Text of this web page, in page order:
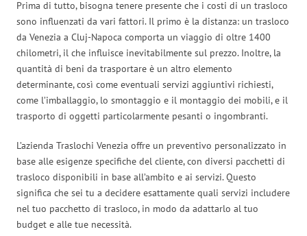
Prima di tutto, bisogna tenere presente che i costi di un trasloco
sono influenzati da vari fattori. Il primo è la distanza: un trasloco
da Venezia a Cluj-Napoca comporta un viaggio di oltre 1400
chilometri, il che influisce inevitabilmente sul prezzo. Inoltre, la
quantità di beni da trasportare è un altro elemento
determinante, così come eventuali servizi aggiuntivi richiesti,
come l’imballaggio, lo smontaggio e il montaggio dei mobili, e il
trasporto di oggetti particolarmente pesanti o ingombranti.
L’azienda Traslochi Venezia offre un preventivo personalizzato in
base alle esigenze specifiche del cliente, con diversi pacchetti di
trasloco disponibili in base all’ambito e ai servizi. Questo
significa che sei tu a decidere esattamente quali servizi includere
nel tuo pacchetto di trasloco, in modo da adattarlo al tuo
budget e alle tue necessità.